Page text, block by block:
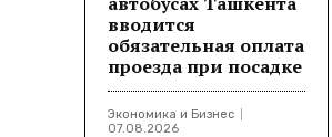
вводится
обязательная оплата
проезда при посадке
Экономика и Бизнес
07.08.2026